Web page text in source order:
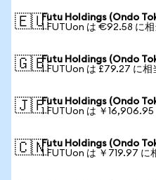
🇪🇺Futu Holdings (Ondo
1 FUTUon は €92.58 に相
🇬🇧Futu Holdings (Ondo
1 FUTUon は £79.27 に相
🇯🇵Futu Holdings (Ondo
1 FUTUon は ￥16,906.95
🇨🇳Futu Holdings (Ondo
1 FUTUon は ￥719.97 に